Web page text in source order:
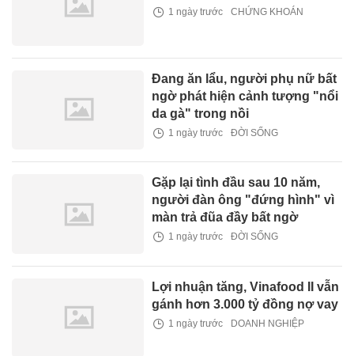
1 ngày trước CHỨNG KHOÁN
Đang ăn lẩu, người phụ nữ bất
ngờ phát hiện cảnh tượng "nổi
da gà" trong nồi
1 ngày trước ĐỜI SỐNG
Gặp lại tình đầu sau 10 năm,
người đàn ông "đứng hình" vì
màn trả đũa đầy bất ngờ
1 ngày trước ĐỜI SỐNG
Lợi nhuận tăng, Vinafood II vẫn
gánh hơn 3.000 tỷ đồng nợ vay
1 ngày trước DOANH NGHIỆP